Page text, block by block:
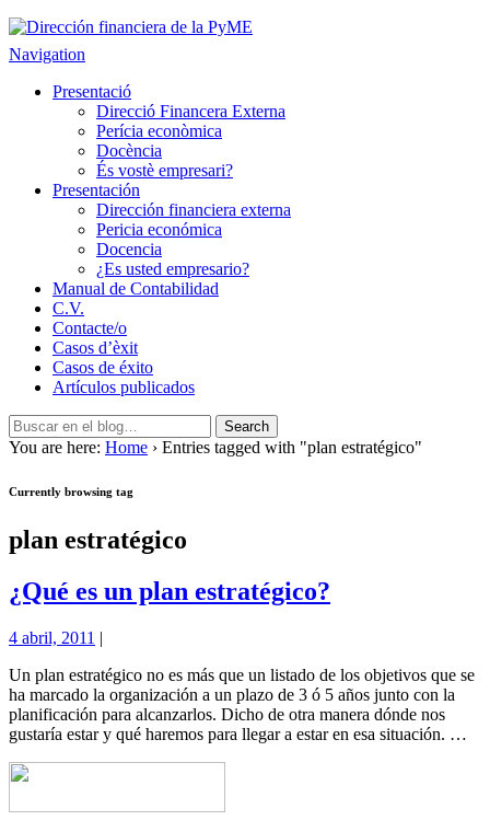
Dirección financiera de la PyME
Gestión empresarial eficiente. Dirección financiera externalizada.
Navigation
Presentació
Direcció Financera Externa
Perícia econòmica
Docència
És vostè empresari?
Presentación
Dirección financiera externa
Pericia económica
Docencia
¿Es usted empresario?
Manual de Contabilidad
C.V.
Contacte/o
Casos d’èxit
Casos de éxito
Artículos publicados
You are here: Home › Entries tagged with "plan estratégico"
Currently browsing tag
plan estratégico
¿Qué es un plan estratégico?
4 abril, 2011 |
Un plan estratégico no es más que un listado de los objetivos que se
ha marcado la organización a un plazo de 3 ó 5 años junto con la
planificación para alcanzarlos. Dicho de otra manera dónde nos
gustaría estar y qué haremos para llegar a estar en esa situación. …